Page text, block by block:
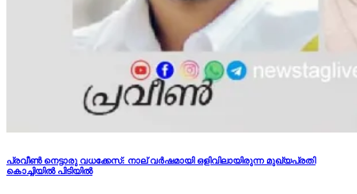
പ്രവീണ്‍ നെട്ടാരു വധക്കേസ്: നാല് വര്‍ഷമായി ഒളിവിലായിരുന്ന മുഖ്യപ്രതി
കൊച്ചിയില്‍ പിടിയില്‍